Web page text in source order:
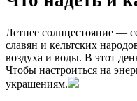
Летнее солнцестояние —
славян и кельтских
воздуха и воды. В этот
Чтобы настроиться на
украшениям.